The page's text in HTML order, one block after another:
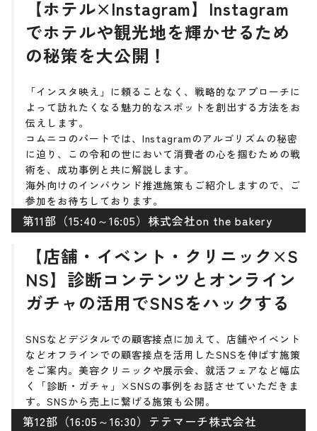
【ホテル×Instagram】Instagram
でホテルや観光地を輝かせるため
の秘策を大公開！
「インスタ映え」に頼ることなく、戦略的なアプローチに
よって訪れたくなる魅力的なスポットを創出する方法をお
伝えします。
コムニコのパートでは、Instagramのアルゴリズムの秘密
に迫り、この令和の世において消費者の心を掴むための戦
術を、成功事例と共に解説します。
海外向けのインバウンド推進施策もご紹介しますので、ご
参加をお待ちしております。
第11部（15:40～16:05）株式会社on the bakery
【店舗・イベント・クリニック×S
NS】診断コンテンツとオンライン
ガチャの活用でSNSをハックする
SNSなどデジタルでの顧客接点に加えて、店舗やイベント
などオフラインでの顧客接点を活用したSNSを伸ばす施策
をご案内。美容クリニックや展示会、就活フェアなど幅広
く「診断・ガチャ」×SNSの事例をお話させていただきま
す。SNSから売上に繋げる施策も公開。
第12部（16:05～16:30）テテマーチ株式会社